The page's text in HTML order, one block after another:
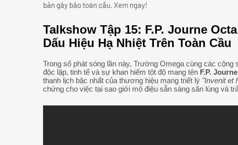
bản gây bão toàn cầu. Xem ngay!
Talkshow Tập 15: F.P. Journe
Dấu Hiệu Hạ Nhiệt Trên Toàn Cầu
Trong số phát sóng lần này, Trường Omega cùng các
độc lập, tinh tế và sự khan hiếm tột độ mang tên F.P.
thanh lịch bậc nhất của thương hiệu mang triết lý "Invenit et
chứng cho việc tại sao giới mộ điệu sẵn sàng săn lùng và